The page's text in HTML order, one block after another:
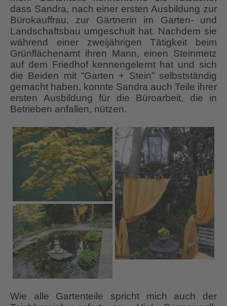
dass Sandra, nach einer ersten Ausbildung zur
Bürokauffrau, zur Gärtnerin im Garten- und
Landschaftsbau umgeschult hat. Nachdem sie
während einer zweijährigen Tätigkeit beim
Grünflächenamt ihren Mann, einen Steinmetz
auf dem Friedhof kennengelernt hat und sich
die Beiden mit “Garten + Stein” selbstständig
gemacht haben, konnte Sandra auch Teile ihrer
ersten Ausbildung für die Büroarbeit, die in
Betrieben anfallen, nützen.
Wie alle Gartenteile spricht mich auch der